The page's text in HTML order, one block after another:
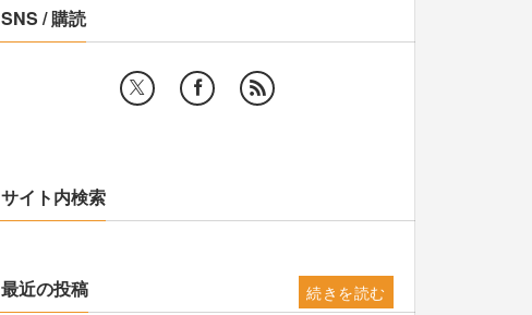
SNS / 購読
サイト内検索
最近の投稿 続きを読む